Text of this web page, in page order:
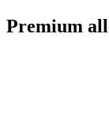
Premium